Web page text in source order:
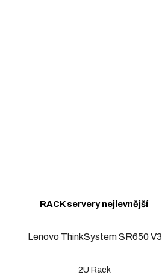
RACK servery nejlevnější
Lenovo ThinkSystem SR650 V3
2U Rack